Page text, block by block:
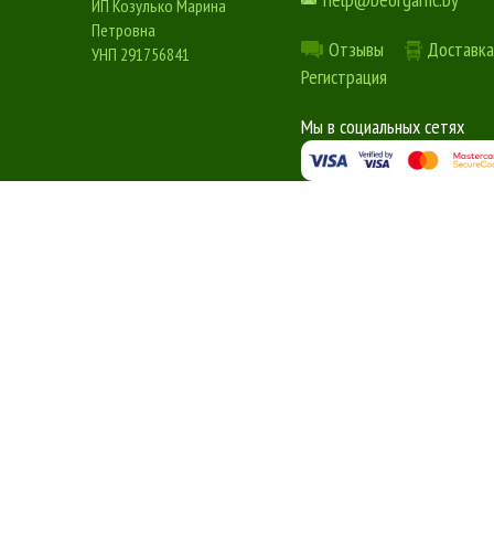
ИП Козулько Марина
Петровна
УНП 291756841
Отзывы
Регистрация
Мы в социальных сетях